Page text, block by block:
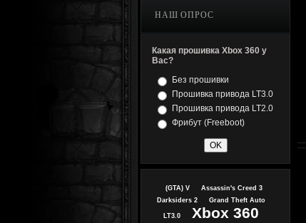
НАШ ОПРОС
Какая прошивка Xbox 360 у
Вас?
Без прошивки
Прошивка привода LT3.0
Прошивка привода LT2.0
Фрибут (Freeboot)
(GTA) V
Assassin's Creed 3
Darksiders 2
Grand Theft Auto
LT3.0 Xbox 360